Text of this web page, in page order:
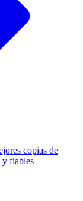
copias de
y fiables